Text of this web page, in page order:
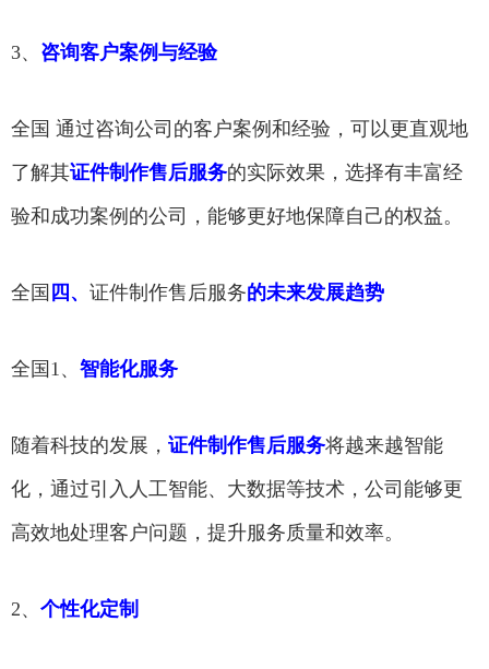
3、 咨询客户案例与经验
全国 通过咨询公司的客户案例和经验，可以更直观地
了解其证件制作售后服务的实际效果，选择有丰富经
验和成功案例的公司，能够更好地保障自己的权益。
全国 四、 证件制作售后服务的未来发展趋势
全国1、 智能化服务
随着科技的发展， 证件制作售后服务将越来越智能
化，通过引入人工智能、大数据等技术，公司能够更
高效地处理客户问题，提升服务质量和效率。
2、 个性化定制